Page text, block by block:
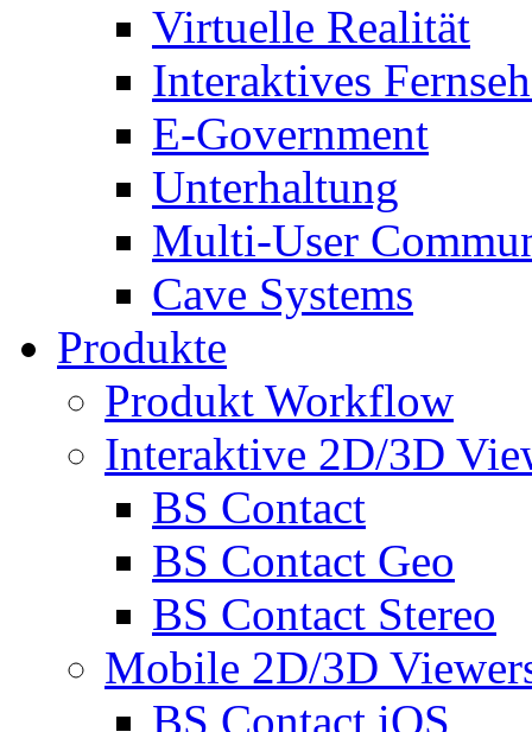
Virtuelle Realität
Interaktives
E-Government
Unterhaltung
Multi-User
Cave Systems
Produkte
Produkt Workflow
Interaktive 2D/3D
BS Contact
BS Contact Geo
BS Contact Stereo
Mobile 2D/3D
BS Contact iOS